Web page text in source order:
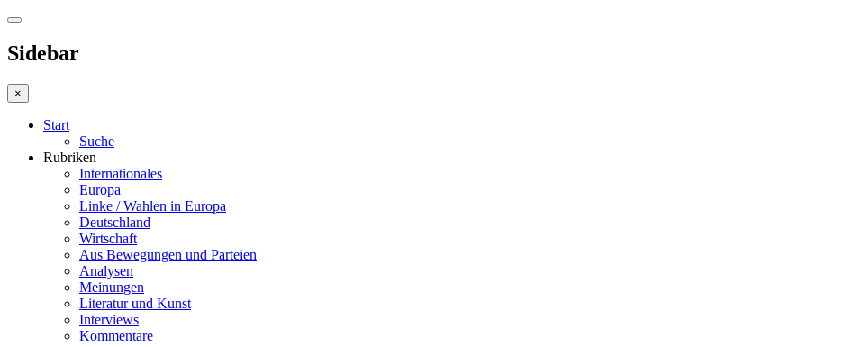
Sidebar
×
Start
Suche
Rubriken
Internationales
Europa
Linke / Wahlen in Europa
Deutschland
Wirtschaft
Aus Bewegungen und Parteien
Analysen
Meinungen
Literatur und Kunst
Interviews
Kommentare